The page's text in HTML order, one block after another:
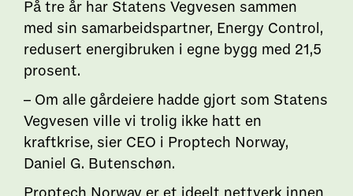
På tre år har Statens Vegvesen sammen
med sin samarbeidspartner, Energy Control,
redusert energibruken i egne bygg med 21,5
prosent.
– Om alle gårdeiere hadde gjort som Statens
Vegvesen ville vi trolig ikke hatt en
kraftkrise, sier CEO i Proptech Norway,
Daniel G. Butenschøn.